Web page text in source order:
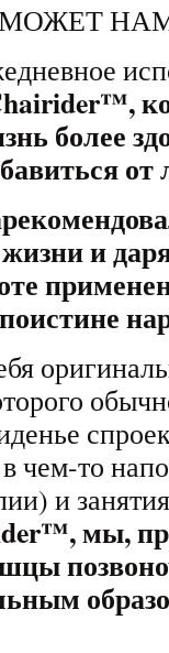
™,
более
от
и
в чем-то
и
™,мы,